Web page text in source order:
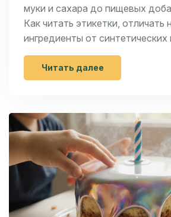
муки и сахара до пищевых
Как читать этикетки, отличать
ингредиенты от синтетических
безопасные десерты.
Читать далее